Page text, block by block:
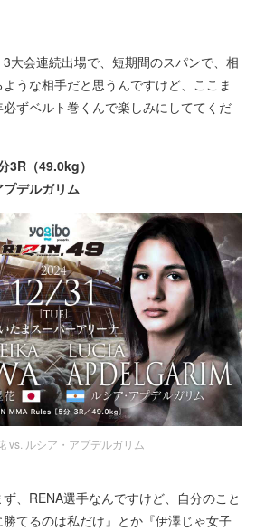
大会連続出場で、短期間のスパンで、相
うな相手だと思うんですけど、ここま
ずベルト巻くんで楽しみにしててくだ
3R（49.0kg）
デルガリム
vs. ルシア・アプデルガリム
、RENA選手なんですけど、自分のこと
てるのは私だけ』とか『伊澤じゃ女子